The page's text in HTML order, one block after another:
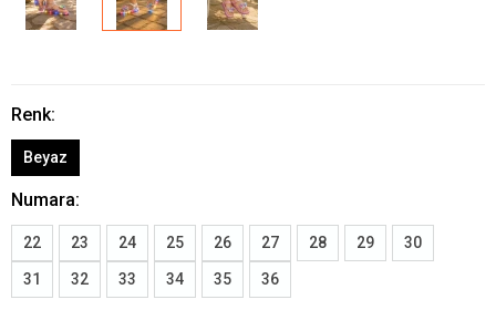
Renk:
Beyaz
Numara:
22 23 24 25 26 27 28 29 30
31 32 33 34 35 36